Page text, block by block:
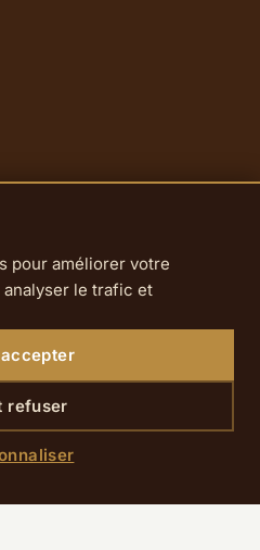
pour améliorer votre
le trafic et
refuser